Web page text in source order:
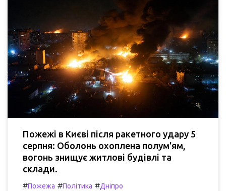
Пожежі в Києві після ракетного удару 5
серпня: Оболонь охоплена полум'ям,
вогонь знищує житлові будівлі та
склади.
#Пожежа #Політика #Дніпро